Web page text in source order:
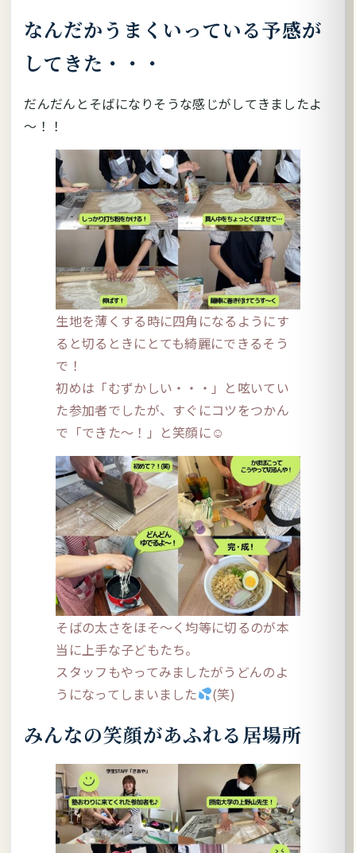
なんだかうまくいっている予感が
してきた・・・
だんだんとそばになりそうな感じがしてきましたよ
～！！
生地を薄くする時に四角になるようにす
ると切るときにとても綺麗にできるそう
で！
初めは「むずかしい・・・」と呟いてい
た参加者でしたが、すぐにコツをつかん
で「できた～！」と笑顔に☺
そばの太さをほそ～く均等に切るのが本
当に上手な子どもたち。
スタッフもやってみましたがうどんのよ
うになってしまいました
(笑)
みんなの笑顔があふれる居場所